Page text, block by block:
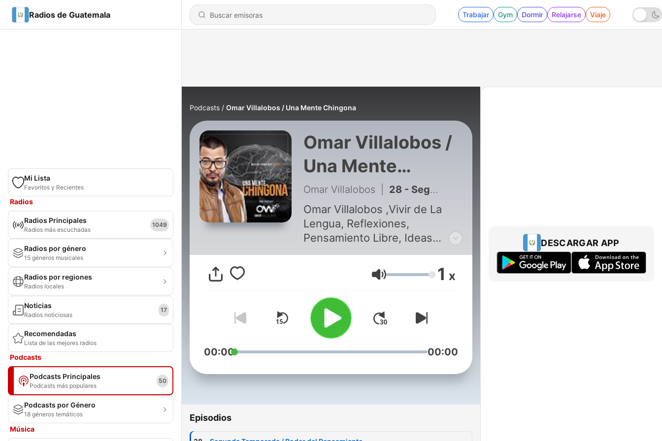
Radios de Guatemala Trabajar Gym Dormir Relajarse Viaje
Mi Lista
Favoritos y Recientes
Radios
Radios Principales
Radios más escuchadas
1049
Radios por género
15 géneros musicales
Radios por regiones
Radios locales
Noticias
Radios noticiosas
17
Recomendadas
Lista de las mejores radios
Podcasts
Podcasts Principales
Podcasts más populares
50
Podcasts por Género
18 géneros temáticos
Música
Podcasts Omar Villalobos / Una Mente Chingona
Omar Villalobos /
Una Mente
Chingona
Omar Villalobos 28 - Segunda Temporada / Poder del Pensamiento
Omar Villalobos ,Vivir de La
Lengua, Reflexiones,
Pensamiento Libre, Ideas
revolucionarias, Comedia
Inteligente, Inspiracion
Garantizada Por Omar
Villalobos
Volumen 1 x
00:00 00:00
Episodios
DESCARGAR APP